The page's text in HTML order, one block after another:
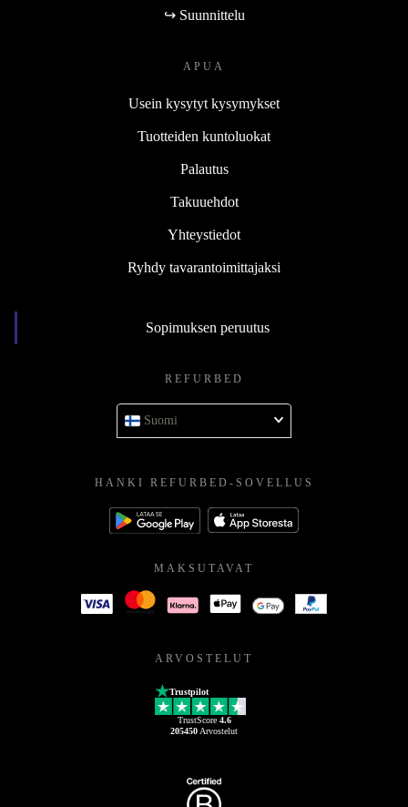
↪ Suunnittelu
APUA
Usein kysytyt kysymykset
Tuotteiden kuntoluokat
Palautus
Takuuehdot
Yhteystiedot
Ryhdy tavarantoimittajaksi
Sopimuksen peruutus
REFURBED
Suomi
HANKI REFURBED-SOVELLUS
MAKSUTAVAT
ARVOSTELUT
Trustpilot
TrustScore 4.6
205450 Arvostelut